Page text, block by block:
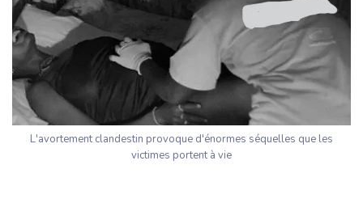
L'avortement clandestin provoque d'énormes séquelles que les
victimes portent à vie